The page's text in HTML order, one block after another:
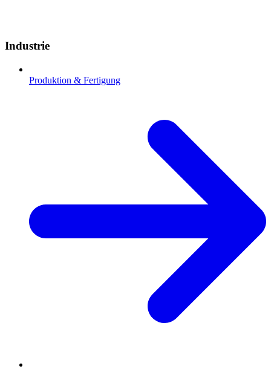
Industrie
Produktion & Fertigung